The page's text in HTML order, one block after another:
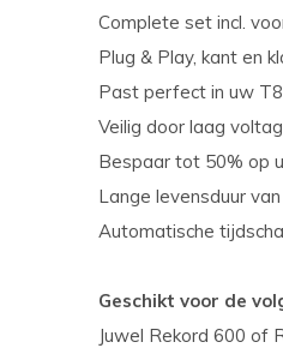
Complete set incl.
Plug & Play, kant en
Past perfect in uw
Veilig door laag
Bespaar tot 50% op
Lange levensduur
Automatische
Geschikt voor de
Juwel Rekord 600 of